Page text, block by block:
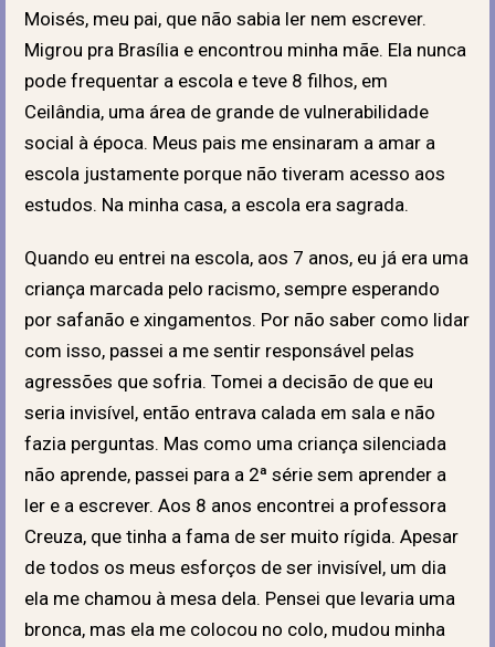
Moisés, meu pai, que não sabia ler nem escrever.
Migrou pra Brasília e encontrou minha mãe. Ela nunca
pode frequentar a escola e teve 8 filhos, em
Ceilândia, uma área de grande de vulnerabilidade
social à época. Meus pais me ensinaram a amar a
escola justamente porque não tiveram acesso aos
estudos. Na minha casa, a escola era sagrada.
Quando eu entrei na escola, aos 7 anos, eu já era uma
criança marcada pelo racismo, sempre esperando
por safanão e xingamentos. Por não saber como lidar
com isso, passei a me sentir responsável pelas
agressões que sofria. Tomei a decisão de que eu
seria invisível, então entrava calada em sala e não
fazia perguntas. Mas como uma criança silenciada
não aprende, passei para a 2ª série sem aprender a
ler e a escrever. Aos 8 anos encontrei a professora
Creuza, que tinha a fama de ser muito rígida. Apesar
de todos os meus esforços de ser invisível, um dia
ela me chamou à mesa dela. Pensei que levaria uma
bronca, mas ela me colocou no colo, mudou minha